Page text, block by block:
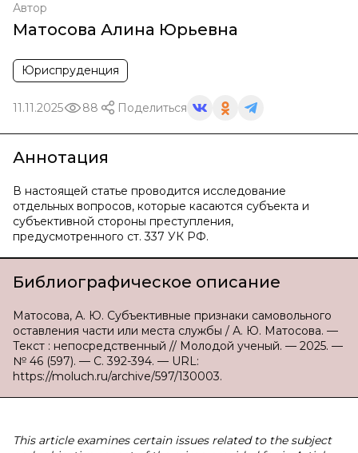
Автор
Матосова Алина Юрьевна
Юриспруденция
11.11.2025 88 Поделиться
Аннотация
В настоящей статье проводится исследование
отдельных вопросов, которые касаются субъекта и
субъективной стороны преступления,
предусмотренного ст. 337 УК РФ.
Библиографическое описание
Матосова, А. Ю. Субъективные признаки самовольного
оставления части или места службы / А. Ю. Матосова. —
Текст : непосредственный // Молодой ученый. — 2025. —
№ 46 (597). — С. 392-394. — URL:
https://moluch.ru/archive/597/130003.
This article examines certain issues related to the subject